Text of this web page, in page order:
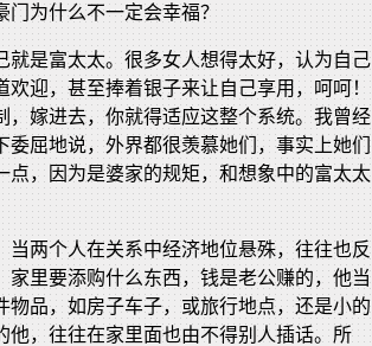
门为什么不一定会幸福？
就是富太太。很多女人想得太好，认为自己
欢迎，甚至捧着银子来让自己享用，呵呵！
，嫁进去，你就得适应这整个系统。我曾经
委屈地说，外界都很羡慕她们，事实上她们
点，因为是婆家的规矩，和想象中的富太太
当两个人在关系中经济地位悬殊，往往也反
家里要添购什么东西，钱是老公赚的，他当
物品，如房子车子，或旅行地点，还是小的
他，往往在家里面也由不得别人插话。所